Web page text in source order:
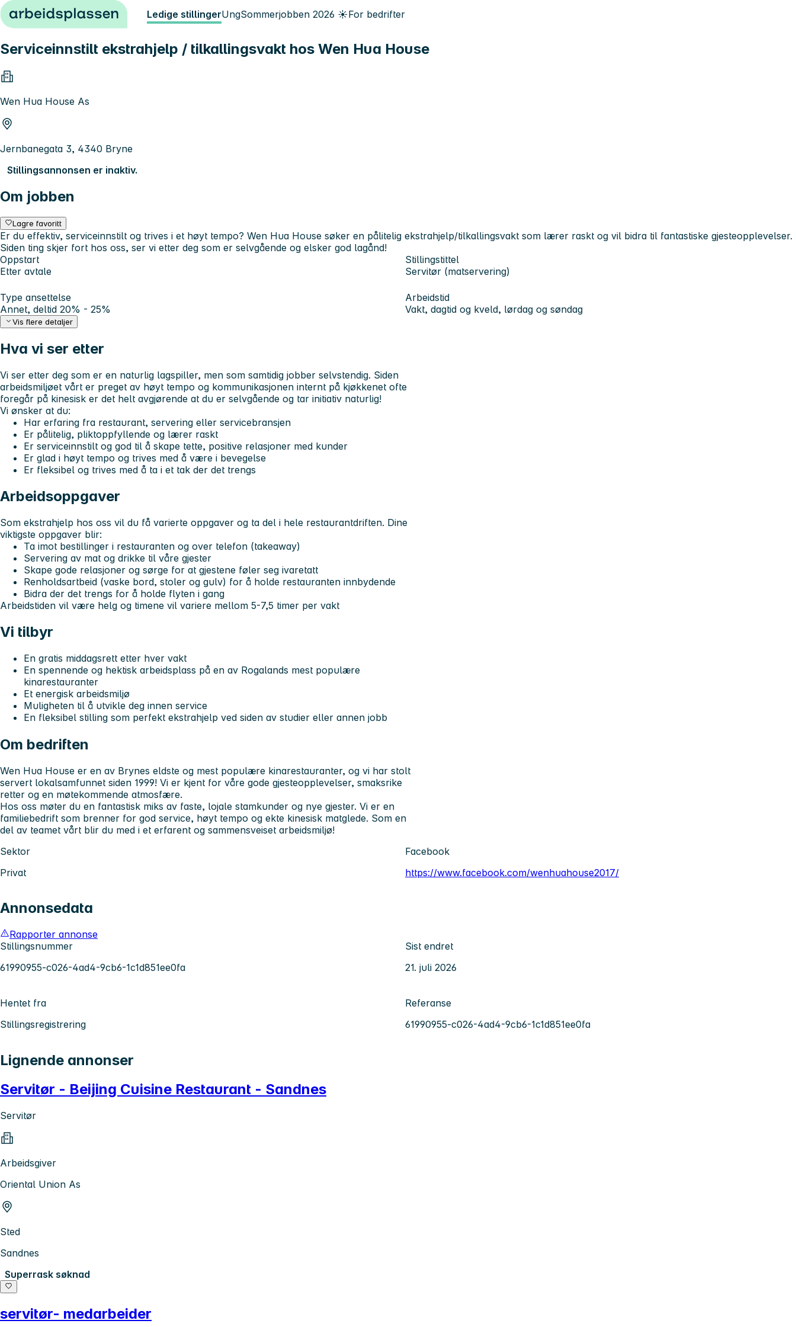
Hopp til innhold Ledige stillingerUngSommerjobben 2026 ☀️For bedrifter
Serviceinnstilt ekstrahjelp / tilkallingsvakt hos Wen Hua House
Wen Hua House As
Jernbanegata 3, 4340 Bryne
Stillingsannonsen er inaktiv.
Om jobben
Lagre favoritt
Er du effektiv, serviceinnstilt og trives i et høyt tempo? Wen Hua House søker en pålitelig ekstrahjelp/tilkallingsvakt som lærer raskt og vil bidra til fantastiske gjesteopplevelser.
Siden ting skjer fort hos oss, ser vi etter deg som er selvgående og elsker god lagånd!
Oppstart
Etter avtale
Stillingstittel
Servitør (matservering)
Type ansettelse
Annet, deltid 20% - 25%
Arbeidstid
Vakt, dagtid og kveld, lørdag og søndag
Vis flere detaljer
Hva vi ser etter
Vi ser etter deg som er en naturlig lagspiller, men som samtidig jobber selvstendig. Siden
arbeidsmiljøet vårt er preget av høyt tempo og kommunikasjonen internt på kjøkkenet ofte
foregår på kinesisk er det helt avgjørende at du er selvgående og tar initiativ naturlig!
Vi ønsker at du:
Har erfaring fra restaurant, servering eller servicebransjen
Er pålitelig, pliktoppfyllende og lærer raskt
Er serviceinnstilt og god til å skape tette, positive relasjoner med kunder
Er glad i høyt tempo og trives med å være i bevegelse
Er fleksibel og trives med å ta i et tak der det trengs
Arbeidsoppgaver
Som ekstrahjelp hos oss vil du få varierte oppgaver og ta del i hele restaurantdriften. Dine
viktigste oppgaver blir:
Ta imot bestillinger i restauranten og over telefon (takeaway)
Servering av mat og drikke til våre gjester
Skape gode relasjoner og sørge for at gjestene føler seg ivaretatt
Renholdsartbeid (vaske bord, stoler og gulv) for å holde restauranten innbydende
Bidra der det trengs for å holde flyten i gang
Arbeidstiden vil være helg og timene vil variere mellom 5-7,5 timer per vakt
Vi tilbyr
En gratis middagsrett etter hver vakt
En spennende og hektisk arbeidsplass på en av Rogalands mest populære
kinarestauranter
Et energisk arbeidsmiljø
Muligheten til å utvikle deg innen service
En fleksibel stilling som perfekt ekstrahjelp ved siden av studier eller annen jobb
Om bedriften
Wen Hua House er en av Brynes eldste og mest populære kinarestauranter, og vi har stolt
servert lokalsamfunnet siden 1999! Vi er kjent for våre gode gjesteopplevelser, smaksrike
retter og en møtekommende atmosfære.
Hos oss møter du en fantastisk miks av faste, lojale stamkunder og nye gjester. Vi er en
familiebedrift som brenner for god service, høyt tempo og ekte kinesisk matglede. Som en
del av teamet vårt blir du med i et erfarent og sammensveiset arbeidsmiljø!
Sektor
Privat
Facebook
https://www.facebook.com/wenhuahouse2017/
Annonsedata
Rapporter annonse
Stillingsnummer
61990955-c026-4ad4-9cb6-1c1d851ee0fa
Sist endret
21. juli 2026
Hentet fra
Stillingsregistrering
Referanse
61990955-c026-4ad4-9cb6-1c1d851ee0fa
Lignende annonser
Servitør - Beijing Cuisine Restaurant - Sandnes
Servitør
Arbeidsgiver
Oriental Union As
Sted
Sandnes
Superrask søknad
servitør- medarbeider